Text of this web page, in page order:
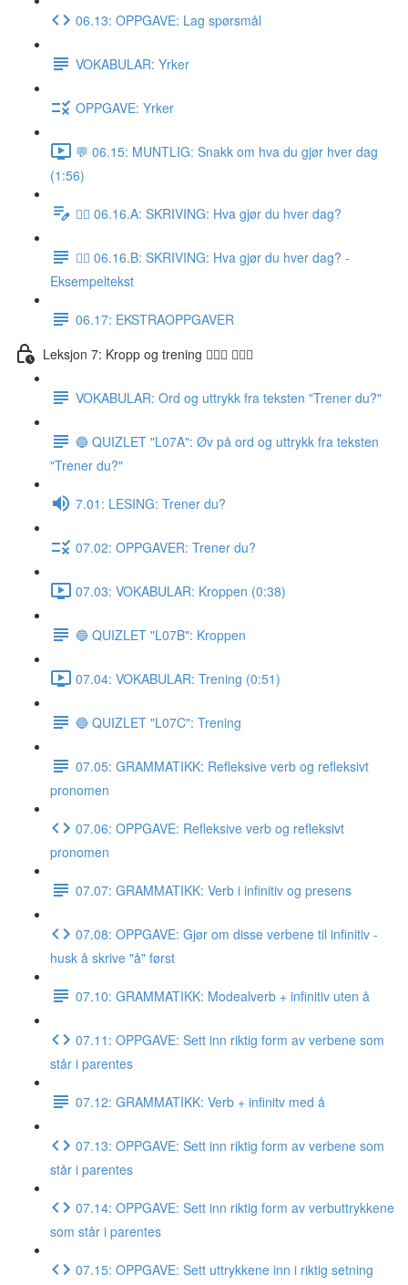
06.13: OPPGAVE: Lag spørsmål
VOKABULAR: Yrker
OPPGAVE: Yrker
💬 06.15: MUNTLIG: Snakk om hva du gjør hver dag
(1:56)
✍🏼 06.16.A: SKRIVING: Hva gjør du hver dag?
✍🏼 06.16.B: SKRIVING: Hva gjør du hver dag? -
Eksempeltekst
06.17: EKSTRAOPPGAVER
Leksjon 7: Kropp og trening 🚶🏼‍♀️ 🏋🏽‍♀️
VOKABULAR: Ord og uttrykk fra teksten "Trener du?"
🔵 QUIZLET "L07A": Øv på ord og uttrykk fra teksten
"Trener du?"
7.01: LESING: Trener du?
07.02: OPPGAVER: Trener du?
07.03: VOKABULAR: Kroppen (0:38)
🔵 QUIZLET "L07B": Kroppen
07.04: VOKABULAR: Trening (0:51)
🔵 QUIZLET "L07C": Trening
07.05: GRAMMATIKK: Refleksive verb og refleksivt
pronomen
07.06: OPPGAVE: Refleksive verb og refleksivt
pronomen
07.07: GRAMMATIKK: Verb i infinitiv og presens
07.08: OPPGAVE: Gjør om disse verbene til infinitiv -
husk å skrive "å" først
07.10: GRAMMATIKK: Modealverb + infinitiv uten å
07.11: OPPGAVE: Sett inn riktig form av verbene som
står i parentes
07.12: GRAMMATIKK: Verb + infinitv med å
07.13: OPPGAVE: Sett inn riktig form av verbene som
står i parentes
07.14: OPPGAVE: Sett inn riktig form av verbuttrykkene
som står i parentes
07.15: OPPGAVE: Sett uttrykkene inn i riktig setning